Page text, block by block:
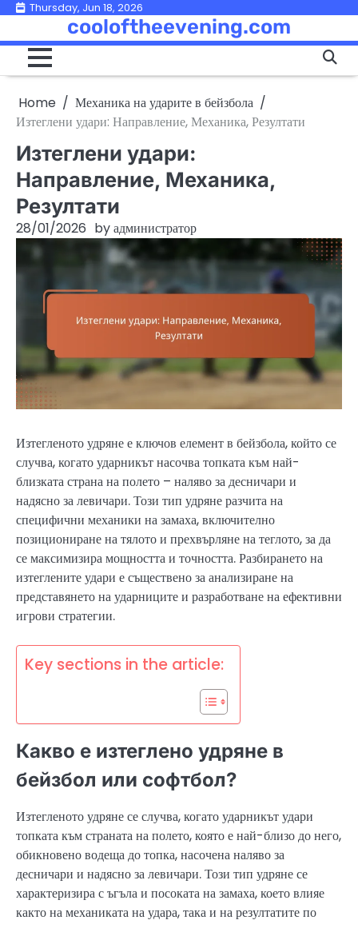
Skip
content
Thursday, Jun 18, 2026
cooloftheevening.com
Home
Механика на ударите в бейзбола
Изтеглени удари: Направление, Механика, Резултати
Изтеглени удари:
Направление, Механика,
Резултати
28/01/2026 byадминистратор
Изтегленото удряне е ключов елемент в бейзбола, който се
случва, когато ударникът насочва топката към най-
близката страна на полето – наляво за десничари и
надясно за левичари. Този тип удряне разчита на
специфични механики на замаха, включително
позициониране на тялото и прехвърляне на теглото, за да
се максимизира мощността и точността. Разбирането на
изтеглените удари е съществено за анализиране на
представянето на ударниците и разработване на ефективни
игрови стратегии.
Key sections in the article:
Какво е изтеглено удряне в
бейзбол или софтбол?
Изтегленото удряне се случва, когато ударникът удари
топката към страната на полето, която е най-близо до него,
обикновено водеща до топка, насочена наляво за
десничари и надясно за левичари. Този тип удряне се
характеризира с ъгъла и посоката на замаха, което влияе
както на механиката на удара, така и на резултатите по